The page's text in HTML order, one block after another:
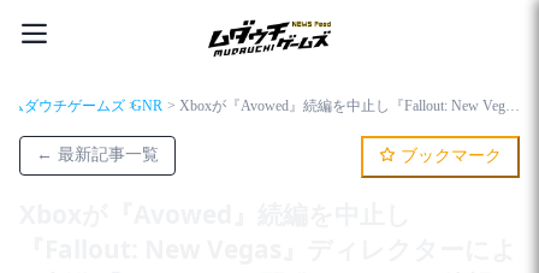
ムダウチゲームズ GNR Xboxが『Avowed』続編を中止し『Fallout: New Vegas』ディレクターによる新作『Fallout』を開発か？ファン待望のプロジェクトが始動する可能性が浮上
← 最新記事一覧 ブックマーク